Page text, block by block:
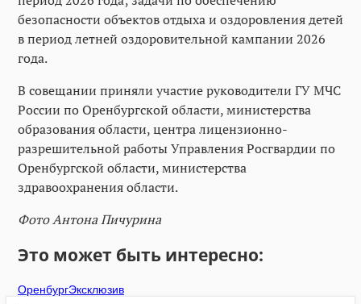
безопасности объектов отдыха и оздоровления детей
в период летней оздоровительной кампании 2026
года.
В совещании приняли участие руководители ГУ МЧС
России по Оренбургской области, министерства
образования области, центра лицензионно-
разрешительной работы Управления Росгвардии по
Оренбургской области, министерства
здравоохранения области.
Фото Антона Пичурина
Это может быть интересно:
ОренбургЭксклюзив